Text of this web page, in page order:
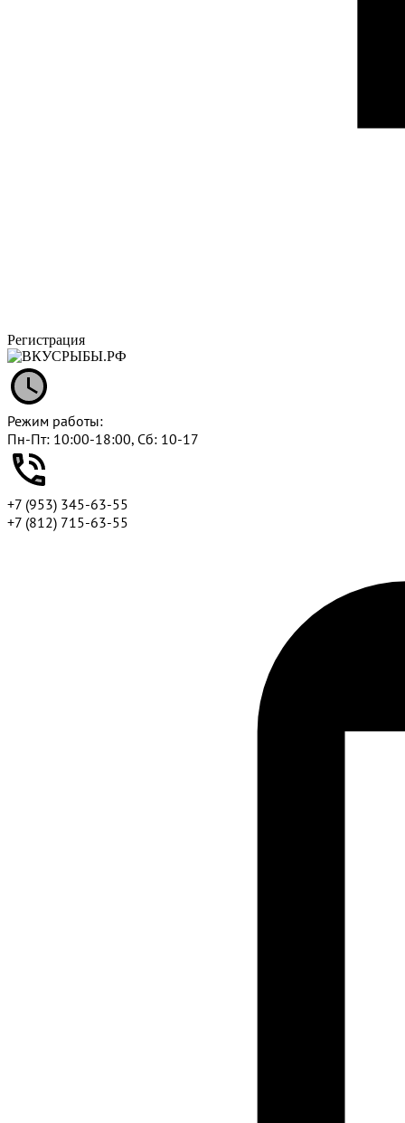
Регистрация
Режим работы:
Пн-Пт: 10:00-18:00, Сб: 10-17
+7 (953) 345-63-55
+7 (812) 715-63-55